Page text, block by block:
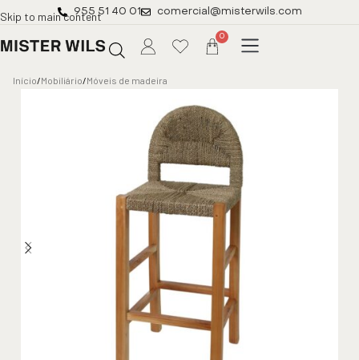
Skip to main content955 51 40 01 comercial@misterwils.com
0
Início/Mobiliário/Móveis de madeira